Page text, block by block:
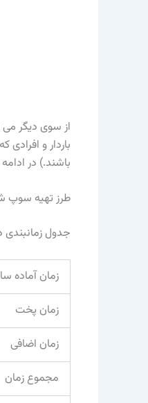
از سوی دیگر می
باردار و
باشند.) در
طرز تهیه سوپ
جدول
زمان آماده
زمان پخت
زمان اضافی
مجموع زمان